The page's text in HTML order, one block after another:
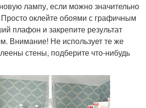
лампу, если можно значительно
оклейте обоями с графичным
плафон и закрепите результат
Внимание! Не использует те же
стены, подберите что-нибудь